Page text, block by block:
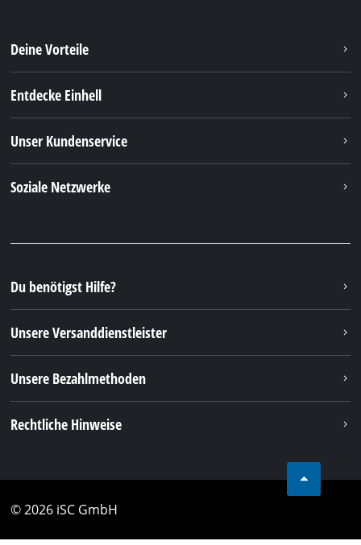
Deine Vorteile
Entdecke Einhell
Unser Kundenservice
Soziale Netzwerke
Du benötigst Hilfe?
Unsere Versanddienstleister
Unsere Bezahlmethoden
Rechtliche Hinweise
© 2026 iSC GmbH